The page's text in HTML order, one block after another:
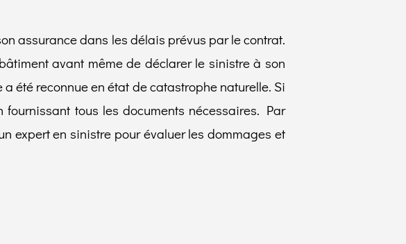
assurance dans les délais prévus par le contrat.
avant même de déclarer le sinistre à son
été reconnue en état de catastrophe naturelle. Si
tous les documents nécessaires. Par
expert en sinistre pour évaluer les dommages et